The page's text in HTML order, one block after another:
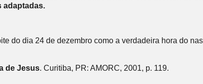
adaptadas.
do dia 24 de dezembro como a verdadeira hora do
de Jesus. Curitiba, PR: AMORC, 2001, p. 119.